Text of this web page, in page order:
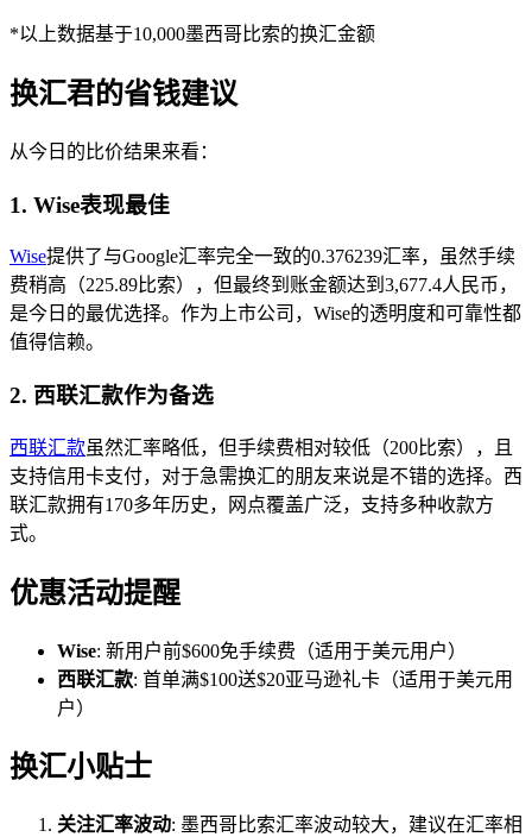
*以上数据基于10,000墨西哥比索的换汇金额
换汇君的省钱建议
从今日的比价结果来看：
1. Wise表现最佳
Wise提供了与Google汇率完全一致的0.376239汇率，虽然手续
费稍高（225.89比索），但最终到账金额达到3,677.4人民币，
是今日的最优选择。作为上市公司，Wise的透明度和可靠性都
值得信赖。
2. 西联汇款作为备选
西联汇款虽然汇率略低，但手续费相对较低（200比索），且
支持信用卡支付，对于急需换汇的朋友来说是不错的选择。西
联汇款拥有170多年历史，网点覆盖广泛，支持多种收款方
式。
优惠活动提醒
Wise: 新用户前$600免手续费（适用于美元用户）
西联汇款: 首单满$100送$20亚马逊礼卡（适用于美元用
户）
换汇小贴士
关注汇率波动: 墨西哥比索汇率波动较大，建议在汇率相